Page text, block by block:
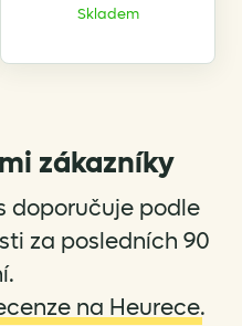
Skladem
zákazníky
doporučuje podle
za posledních 90
na Heurece.